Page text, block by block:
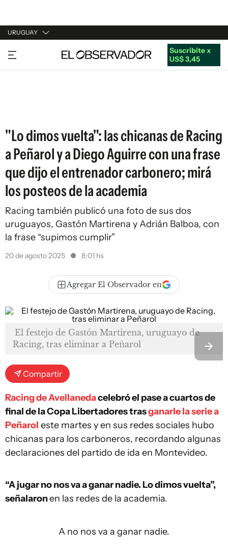
URUGUAY
URUGUAY
ARGENTINA
Suscribite x
US$ 3,45
"Lo dimos vuelta": las chicanas de Racing
a Peñarol y a Diego Aguirre con una frase
que dijo el entrenador carbonero; mirá
los posteos de la academia
Racing también publicó una foto de sus dos
uruguayos, Gastón Martirena y Adrián Balboa, con
la frase “supimos cumplir”
20 de agosto 2025 8:01 hs
Agregar El Observador en
El festejo de Gastón Martirena, uruguayo de
Racing, tras eliminar a Peñarol
Compartir
Racing de Avellanedacelebró el pase a cuartos de
final de la Copa Libertadores trasganarle la serie a
Peñarol este martes y en sus redes sociales hubo
chicanas para los carboneros, recordando algunas
declaraciones del partido de ida en Montevideo.
“A jugar no nos va a ganar nadie. Lo dimos vuelta”,
señalaronen las redes de la academia.
A no nos va a ganar nadie.